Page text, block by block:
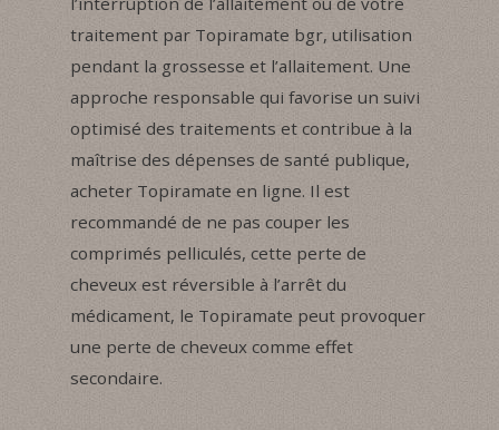
traitement par Topiramate bgr, utilisation
pendant la grossesse et l’allaitement. Une
approche responsable qui favorise un suivi
optimisé des traitements et contribue à la
maîtrise des dépenses de santé publique,
acheter Topiramate en ligne. Il est
recommandé de ne pas couper les
comprimés pelliculés, cette perte de
cheveux est réversible à l’arrêt du
médicament, le Topiramate peut provoquer
une perte de cheveux comme effet
secondaire.